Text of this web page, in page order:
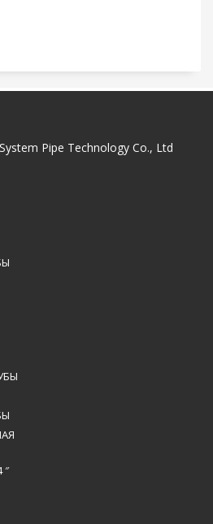
Pipe Technology Co., Ltd
″